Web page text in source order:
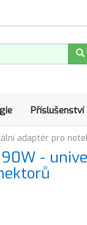
Příslušenství
adaptér pro
90W -